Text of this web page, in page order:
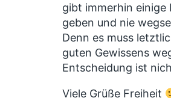
gibt immerhin einige
geben und nie
Denn es muss
guten Gewissens
Entscheidung ist
Viele Grüße Freiheit